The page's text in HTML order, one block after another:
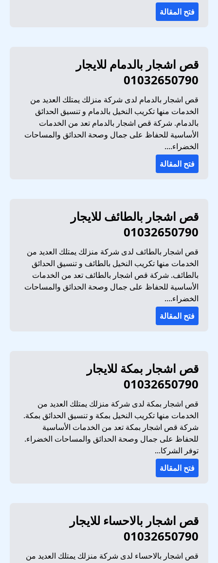
فتح المقالة
قص اشجار بالدمام للايجار
01032650790
قص اشجار بالدمام لدى شركة منزلك يمتلك العديد من
الخدمات منها تكريب النخيل بالدمام و تنسيق الحدائق
بالدمام. شركة قص اشجار بالدمام تعد من الخدمات
الأساسية للحفاظ على جمال وصحة الحدائق والمساحات
الخضراء....
فتح المقالة
قص اشجار بالطائف للايجار
01032650790
قص اشجار بالطائف لدى شركة منزلك يمتلك العديد من
الخدمات منها تكريب النخيل بالطائف و تنسيق الحدائق
بالطائف. شركة قص اشجار بالطائف تعد من الخدمات
الأساسية للحفاظ على جمال وصحة الحدائق والمساحات
الخضراء....
فتح المقالة
قص اشجار بمكة للايجار
01032650790
قص اشجار بمكة لدى شركة منزلك يمتلك العديد من
الخدمات منها تكريب النخيل بمكة و تنسيق الحدائق بمكة.
شركة قص اشجار بمكة تعد من الخدمات الأساسية
للحفاظ على جمال وصحة الحدائق والمساحات الخضراء.
توفر الشركا...
فتح المقالة
قص اشجار بالاحساء للايجار
01032650790
قص اشجار بالاحساء لدى شركة منزلك يمتلك العديد من